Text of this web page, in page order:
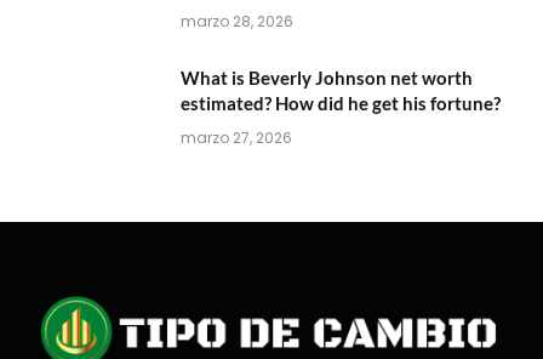
marzo 28, 2026
What is Beverly Johnson net worth
estimated? How did he get his fortune?
marzo 27, 2026